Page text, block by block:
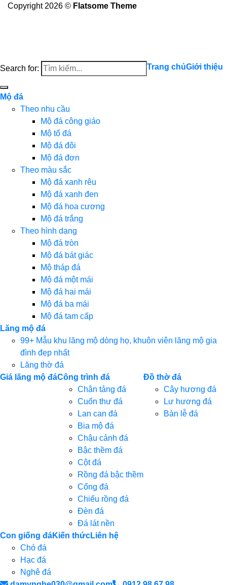
Copyright 2026 © Flatsome Theme
Search for: Trang chủGiới thiệu
Mộ đá
Theo nhu cầu
Mộ đá công giáo
Mộ tổ đá
Mộ đá đôi
Mộ đá đơn
Theo màu sắc
Mộ đá xanh rêu
Mộ đá xanh đen
Mộ đá hoa cương
Mộ đá trắng
Theo hình dạng
Mộ đá tròn
Mộ đá bát giác
Mộ tháp đá
Mộ đá một mái
Mộ đá hai mái
Mộ đá ba mái
Mộ đá tam cấp
Lăng mộ đá
99+ Mẫu khu lăng mộ dòng họ, khuôn viên lăng mộ gia
đình đẹp nhất
Lăng thờ đá
Giá lăng mộ đáCông trình đá
Chân tảng đá
Cuốn thư đá
Lan can đá
Bia mộ đá
Chậu cảnh đá
Bậc thềm đá
Cột đá
Rồng đá bậc thềm
Cổng đá
Chiếu rồng đá
Đèn đá
Đá lát nền
Đồ thờ đá
Cây hương đá
Lư hương đá
Bàn lễ đá
Con giống đá
Chó đá
Hạc đá
Nghê đá
Kiến thứcLiên hệ